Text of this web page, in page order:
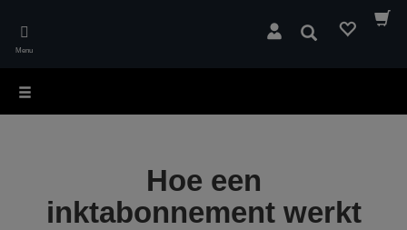
main
Menu
Zoeken
Hoe een
inktabonnement werkt